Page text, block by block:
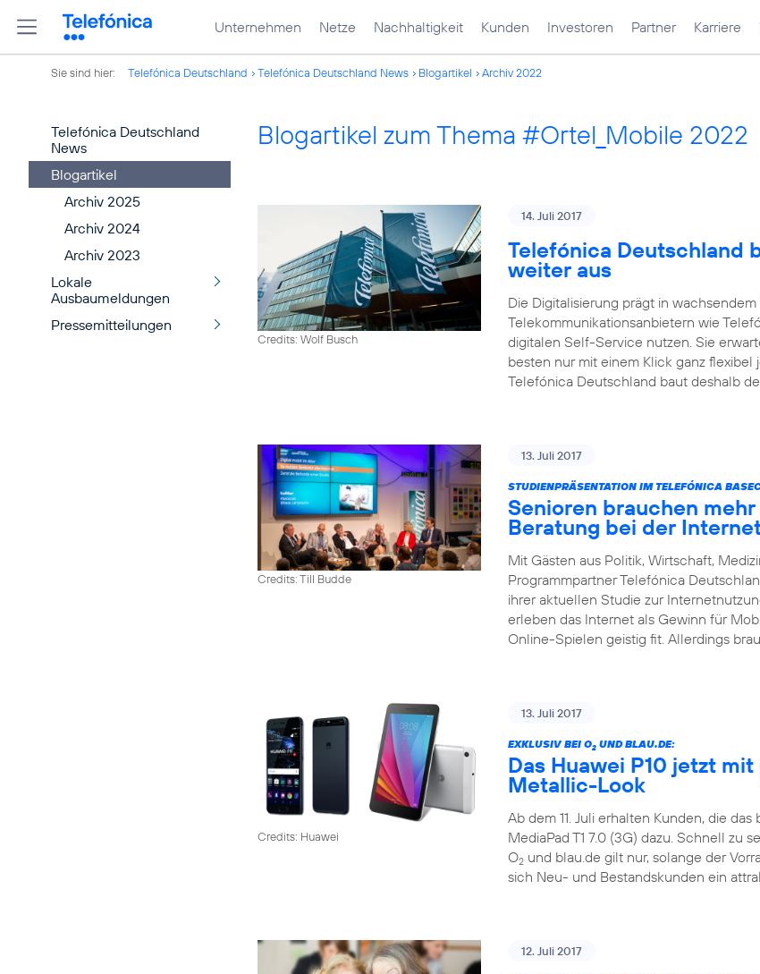
Unternehmen Netze Nachhaltigkeit Kunden Investoren Partner Karriere
Sie sind hier: Telefónica Deutschland Telefónica Deutschland News Blogartikel Archiv 2022
Telefónica Deutschland
News
Blogartikel
Archiv 2025
Archiv 2024
Archiv 2023
Lokale
Ausbaumeldungen
Pressemitteilungen
Blogartikel zum Thema #Ortel_Mobile 2022
Credits: Wolf Busch
14. Juli 2017
Telefónica Deutschland
weiter aus
Die Digitalisierung prägt in
Telekommunikationsanbietern wie
digitalen Self-Service nutzen. Sie
besten nur mit einem Klick ganz
Telefónica Deutschland baut deshalb
Credits: Till Budde
13. Juli 2017
STUDIENPRÄSENTATION IM TELEFÓNICA
Senioren brauchen
Beratung bei der
Mit Gästen aus Politik, Wirtschaft,
Programmpartner Telefónica
ihrer aktuellen Studie zur
erleben das Internet als Gewinn für
Online-Spielen geistig fit. Allerdings
Credits: Huawei
13. Juli 2017
EXKLUSIV BEI O2 UND BLAU.DE:
Das Huawei P10 jetzt
Metallic-Look
Ab dem 11. Juli erhalten Kunden, die
MediaPad T1 7.0 (3G) dazu. Schnell zu
O2 und blau.de gilt nur, solange der
sich Neu- und Bestandskunden ein
12. Juli 2017